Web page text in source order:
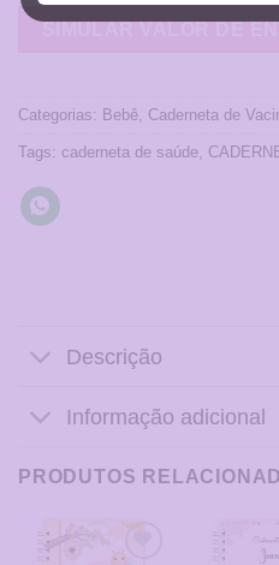
Categorias: Bebê, Caderneta de
Tags: caderneta de saúde,
Descrição
Informação adicional
PRODUTOS